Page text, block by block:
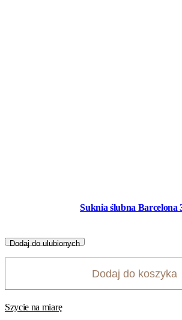
Suknia ślubna Barcelona
Dodaj do ulubionych
Dodaj do koszyka
Szycie na miarę